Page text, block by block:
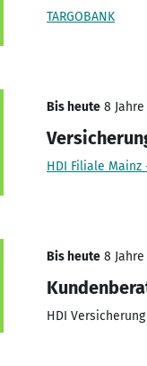
TARGOBANK
Bis heute 8
HDI Filiale Mainz
Bis heute 8
HDI